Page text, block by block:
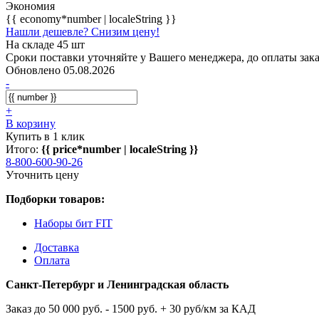
Экономия
{{ economy*number | localeString }}
Нашли дешевле? Снизим цену!
На складе 45 шт
Сроки поставки уточняйте у Вашего менеджера, до оплаты
Обновлено 05.08.2026
-
+
В корзину
Купить в 1 клик
Итого: {{ price*number | localeString }}
8-800-600-90-26
Уточнить цену
Подборки товаров:
Наборы бит FIT
Доставка
Оплата
Санкт-Петербург и Ленинградская область
Заказ до 50 000 руб. - 1500 руб. + 30 руб/км за КАД